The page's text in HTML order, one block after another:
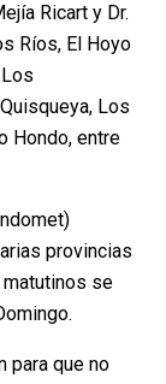
Ricart y Dr.
Ríos, El Hoyo
Los
Hondo, entre
provincias
se
para que no